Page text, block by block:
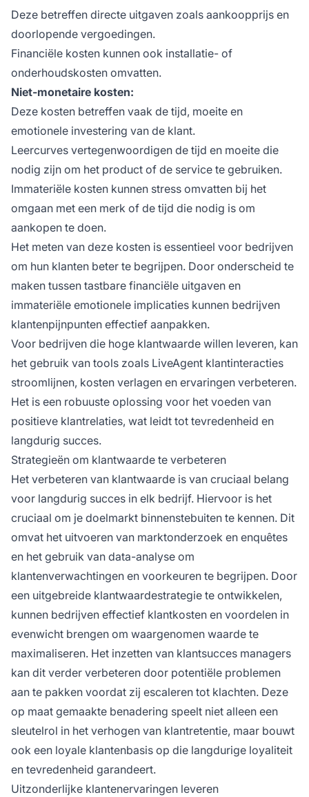
Deze betreffen directe uitgaven zoals aankoopprijs en
doorlopende vergoedingen.
Financiële kosten kunnen ook installatie- of
onderhoudskosten omvatten.
Niet-monetaire kosten:
Deze kosten betreffen vaak de tijd, moeite en
emotionele investering van de klant.
Leercurves vertegenwoordigen de tijd en moeite die
nodig zijn om het product of de service te gebruiken.
Immateriële kosten kunnen stress omvatten bij het
omgaan met een merk of de tijd die nodig is om
aankopen te doen.
Het meten van deze kosten is essentieel voor bedrijven
om hun klanten beter te begrijpen. Door onderscheid te
maken tussen tastbare financiële uitgaven en
immateriële emotionele implicaties kunnen bedrijven
klantenpijnpunten effectief aanpakken.
Voor bedrijven die hoge klantwaarde willen leveren, kan
het gebruik van tools zoals LiveAgent klantinteracties
stroomlijnen, kosten verlagen en ervaringen verbeteren.
Het is een robuuste oplossing voor het voeden van
positieve klantrelaties, wat leidt tot tevredenheid en
langdurig succes.
Strategieën om klantwaarde te verbeteren
Het verbeteren van klantwaarde is van cruciaal belang
voor langdurig succes in elk bedrijf. Hiervoor is het
cruciaal om je doelmarkt binnenstebuiten te kennen. Dit
omvat het uitvoeren van marktonderzoek en enquêtes
en het gebruik van data-analyse om
klantenverwachtingen en voorkeuren te begrijpen. Door
een uitgebreide klantwaardestrategie te ontwikkelen,
kunnen bedrijven effectief klantkosten en voordelen in
evenwicht brengen om waargenomen waarde te
maximaliseren. Het inzetten van klantsucces managers
kan dit verder verbeteren door potentiële problemen
aan te pakken voordat zij escaleren tot klachten. Deze
op maat gemaakte benadering speelt niet alleen een
sleutelrol in het verhogen van klantretentie, maar bouwt
ook een loyale klantenbasis op die langdurige loyaliteit
en tevredenheid garandeert.
Uitzonderlijke klantenervaringen leveren